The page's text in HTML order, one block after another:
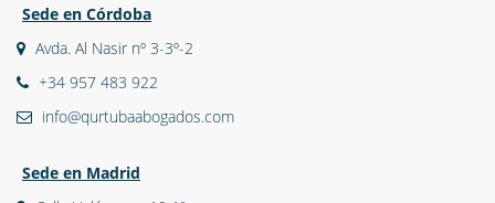
Sede en Córdoba
Avda. Al Nasir nº 3-3º-2
+34 957 483 922
info@qurtubaabogados.com
Sede en Madrid